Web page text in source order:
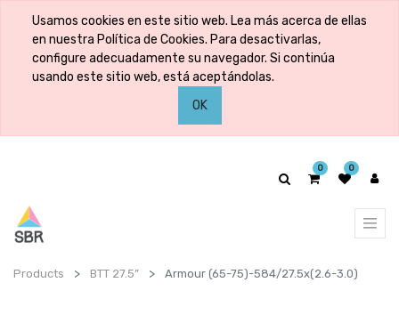
Usamos cookies en este sitio web. Lea más acerca de ellas
en nuestra Política de Cookies. Para desactivarlas,
configure adecuadamente su navegador. Si continúa
usando este sitio web, está aceptándolas.
OK
0 0
Products BTT 27.5” Armour (65-75)-584/27.5x(2.6-3.0)